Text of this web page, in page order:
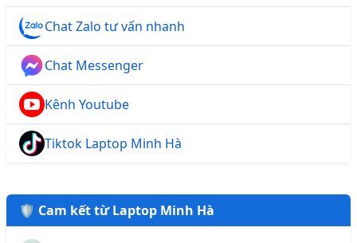
Chat Zalo tư vấn nhanh
Chat Messenger
Kênh Youtube
Tiktok Laptop Minh Hà
🛡️ Cam kết từ Laptop Minh Hà